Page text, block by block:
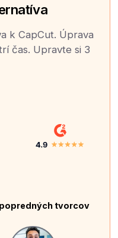
k CapCut. Úprava
čas. Upravte si 3
popredných tvorcov